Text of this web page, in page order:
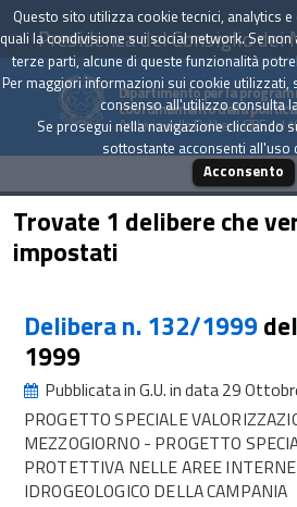
Presidenza del Consiglio
Dipartimento per la
coordinamento della
Archivio delle Delibere CIPE dal
Trovate 1 delibere che
impostati
Delibera n. 132/1999
1999
Pubblicata in G.U. in data 29
PROGETTO SPECIALE
MEZZOGIORNO - PROGETTO
PROTETTIVA NELLE AREE
IDROGEOLOGICO DELLA CAMPANIA
Questo sito utilizza cookie tecnici, analytics
quali la condivisione sui social network. Se
terze parti, alcune di queste funzionalità
Per maggiori informazioni sui cookie utilizzati,
consenso all'utilizzo consulta
Se prosegui nella navigazione cliccando
sottostante acconsenti all'uso
Acconsento